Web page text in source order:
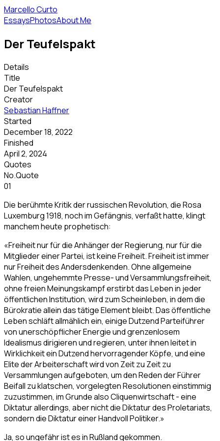
Marcello Curto
EssaysPhotosAbout Me
Der Teufelspakt
Details
Title
Der Teufelspakt
Creator
Sebastian Haffner
Started
December 18, 2022
Finished
April 2, 2024
Quotes
No.Quote
01
Die berühmte Kritik der russischen Revolution, die Rosa
Luxemburg 1918, noch im Gefängnis, verfaßt hatte, klingt
manchem heute prophetisch:
«Freiheit nur für die Anhänger der Regierung, nur für die
Mitglieder einer Partei, ist keine Freiheit. Freiheit ist immer
nur Freiheit des Andersdenkenden. Ohne allgemeine
Wahlen, ungehemmte Presse- und Versammlungsfreiheit,
ohne freien Meinungskampf erstirbt das Leben in jeder
öffentlichen Institution, wird zum Scheinleben, in dem die
Bürokratie allein das tätige Element bleibt. Das öffentliche
Leben schläft allmählich ein, einige Dutzend Parteiführer
von unerschöpflicher Energie und grenzenlosem
Idealismus dirigieren und regieren, unter ihnen leitet in
Wirklichkeit ein Dutzend hervorragender Köpfe, und eine
Elite der Arbeiterschaft wird von Zeit zu Zeit zu
Versammlungen aufgeboten, um den Reden der Führer
Beifall zu klatschen, vorgelegten Resolutionen einstimmig
zuzustimmen, im Grunde also Cliquenwirtschaft - eine
Diktatur allerdings, aber nicht die Diktatur des Proletariats,
sondern die Diktatur einer Handvoll Politiker.»
Ja, so ungefähr ist es in Rußland gekommen.